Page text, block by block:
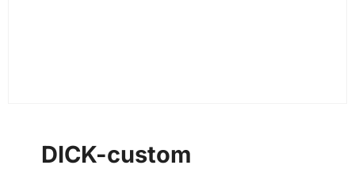
DICK-custom